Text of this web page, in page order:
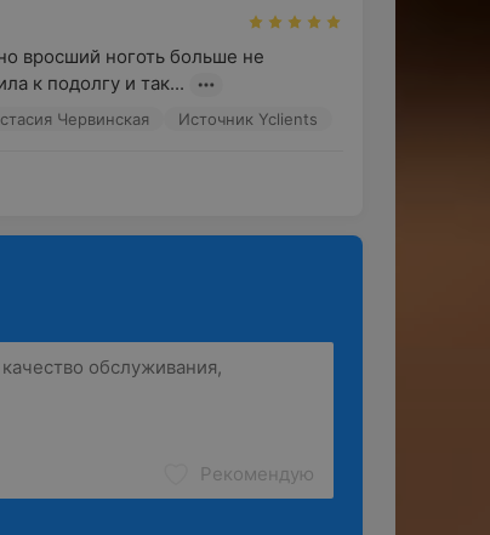
вросший ноготь больше не
к подолгу и так...
Червинская Источник Yclients
Рекомендую